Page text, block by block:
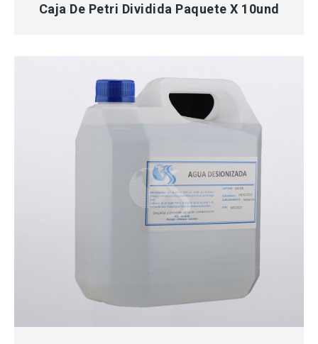
Caja De Petri Dividida Paquete X 10und